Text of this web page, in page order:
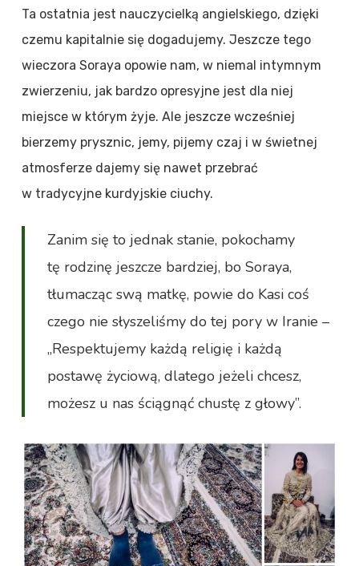
Ta ostatnia jest nauczycielką angielskiego, dzięki
czemu kapitalnie się dogadujemy. Jeszcze tego
wieczora Soraya opowie nam, w niemal intymnym
zwierzeniu, jak bardzo opresyjne jest dla niej
miejsce w którym żyje. Ale jeszcze wcześniej
bierzemy prysznic, jemy, pijemy czaj i w świetnej
atmosferze dajemy się nawet przebrać
w tradycyjne kurdyjskie ciuchy.
Zanim się to jednak stanie, pokochamy
tę rodzinę jeszcze bardziej, bo Soraya,
tłumacząc swą matkę, powie do Kasi coś
czego nie słyszeliśmy do tej pory w Iranie –
„Respektujemy każdą religię i każdą
postawę życiową, dlatego jeżeli chcesz,
możesz u nas ściągnąć chustę z głowy”.